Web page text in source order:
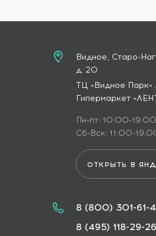
Видное, Старо-
д. 20
ТЦ «Видное Парк»
Гипермаркет
Пн-пт: 10:00-
Сб-Вск: 11:00-
ОТКРЫТЬ В
8 (800) 301-61-
8 (495) 118-29-26